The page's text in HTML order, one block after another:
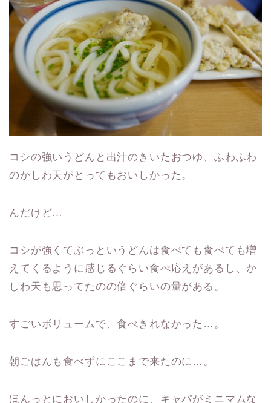
コシの強いうどんと出汁のきいたおつゆ、ふわふわ
のかしわ天がとってもおいしかった。
んだけど…
コシが強くてぶっというどんは食べても食べても増
えてくるように感じるぐらい食べ応えがあるし、か
しわ天も思ってたのの倍ぐらいの量がある。
すごいボリュームで、食べきれなかった…。
朝ごはんも食べずにここまで来たのに…。
ほんっとにおいしかったのに、キャパがミニマムな